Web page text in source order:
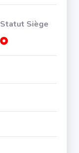
Statut Siège